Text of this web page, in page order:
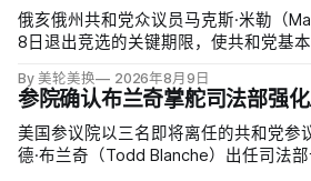
俄亥俄州共和党众议员马克斯·米勒（
8日退出竞选的关键期限，使共和党基
Moreno）指控家暴并予以否认，众院道
否涉及家庭暴力、虐待或非法用药。
By 美轮美换 2026年8月9日
参院确认布兰奇掌舵司法部强
美国参议院以三名即将离任的共和党参
德·布兰奇（Todd Blanche）出任司法